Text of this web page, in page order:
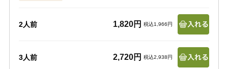
2人前 1,820円 税込1,966円
3人前 2,720円 税込2,938円